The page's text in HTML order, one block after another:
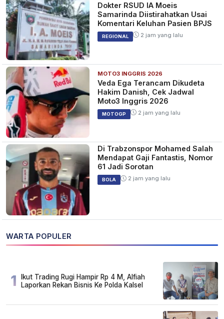
Dokter RSUD IA Moeis
Samarinda Diistirahatkan Usai
Komentari Keluhan Pasien BPJS
REGIONAL 2 jam yang lalu
MOTO3 INGGRIS 2026
Veda Ega Terancam Dikudeta
Hakim Danish, Cek Jadwal
Moto3 Inggris 2026
MOTOGP 2 jam yang lalu
Di Trabzonspor Mohamed Salah
Mendapat Gaji Fantastis, Nomor
61 Jadi Sorotan
BOLA 2 jam yang lalu
WARTA POPULER
1
Ikut Trading Rugi Hampir Rp 4 M, Alfiah
Laporkan Rekan Bisnis Ke Polda Kalsel